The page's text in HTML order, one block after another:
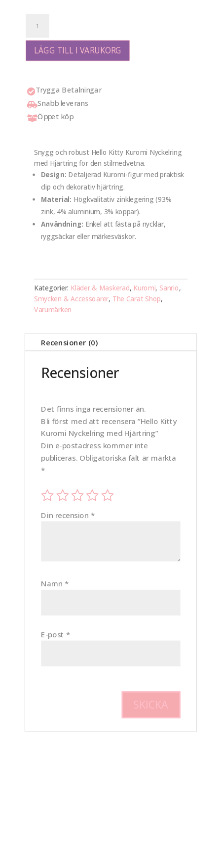
Kuromi
Nyckelring
med
LÄGG TILL I VARUKORG
Trygga Betalningar
Snabb leverans
Öppet köp
Snygg och robust Hello Kitty Kuromi Nyckelring
med Hjärtring för den stilmedvetna.
Design: Detaljerad Kuromi-figur med praktisk
clip och dekorativ hjärtring.
Material: Högkvalitativ zinklegering (93%
zink, 4% aluminium, 3% koppar).
Användning: Enkel att fästa på nycklar,
ryggsäckar eller märkesväskor.
Kategorier: Kläder & Maskerad, Kuromi, Sanrio,
Smycken & Accessoarer, The Carat Shop,
Varumärken
Recensioner (0)
Recensioner
Det finns inga recensioner än.
Bli först med att recensera ”Hello Kitty
Kuromi Nyckelring med Hjärtring”
Din e-postadress kommer inte
publiceras. Obligatoriska fält är märkta
*
Din recension *
Namn *
E-post *